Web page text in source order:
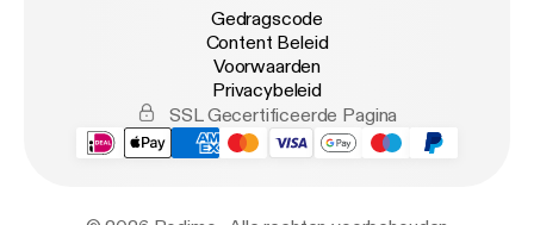
Gedragscode
Content Beleid
Voorwaarden
Privacybeleid
SSL Gecertificeerde Pagina